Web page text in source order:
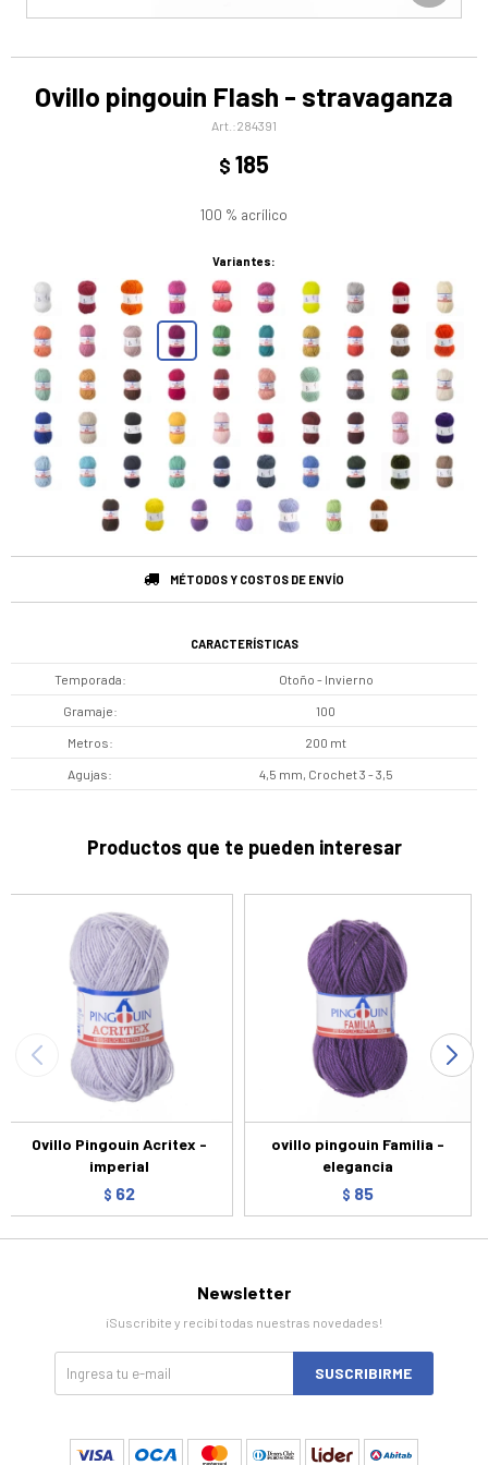
Ovillo pingouin Flash - stravaganza
284391
$ 185
100 % acrílico
Variantes:
MÉTODOS Y COSTOS DE ENVÍO
CARACTERÍSTICAS
Temporada Otoño - Invierno
Gramaje 100
Metros 200 mt
Agujas 4,5 mm, Crochet 3 - 3,5
Productos que te pueden interesar
Ovillo Pingouin Acritex -
imperial
$ 62
ovillo pingouin Familia -
elegancia
$ 85
Newsletter
¡Suscribite y recibí todas nuestras novedades!
SUSCRIBIRME